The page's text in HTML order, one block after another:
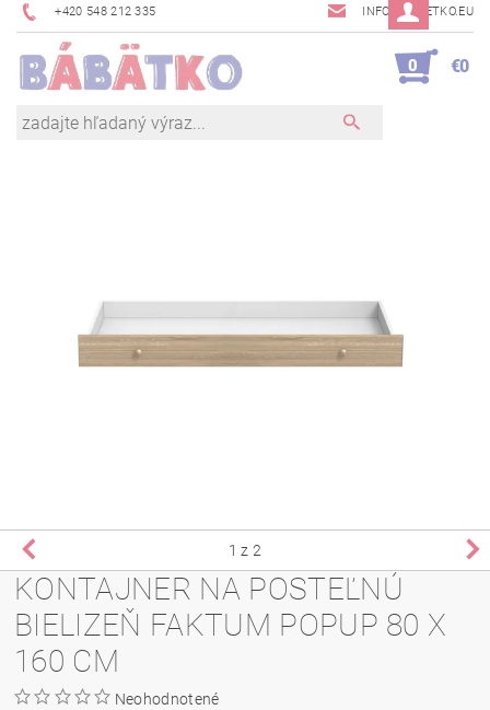
+420 548 212 335 INFO@BABETKO.EU
0 €0
1 z 2
KONTAJNER NA POSTEĽNÚ
BIELIZEŇ FAKTUM POPUP 80 X
160 CM
Neohodnotené